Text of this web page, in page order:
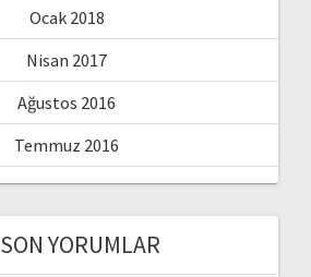
Ocak 2018
Nisan 2017
Ağustos 2016
Temmuz 2016
SON YORUMLAR